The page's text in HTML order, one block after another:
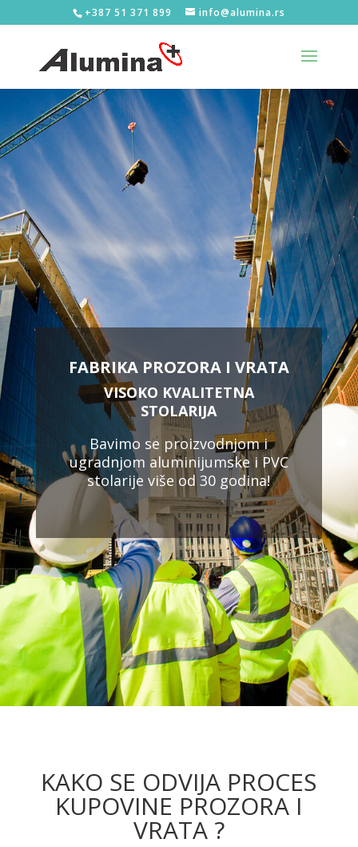
+387 51 371 899 info@alumina.rs
FABRIKA PROZORA I VRATA
VISOKO KVALITETNA
STOLARIJA
Bavimo se proizvodnjom i
ugradnjom aluminijumske i PVC
stolarije više od 30 godina!
KAKO SE ODVIJA PROCES
KUPOVINE PROZORA I
VRATA ?